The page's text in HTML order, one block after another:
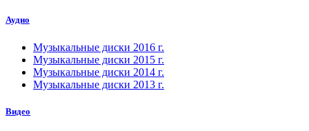
Аудио
Музыкальные диски 2016 г.
Музыкальные диски 2015 г.
Музыкальные диски 2014 г.
Музыкальные диски 2013 г.
Видео